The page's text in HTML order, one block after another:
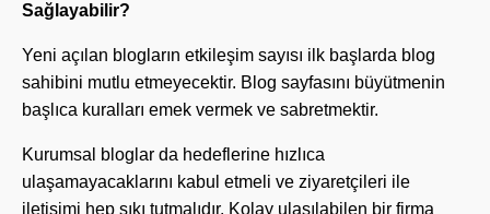
Sağlayabilir?
Yeni açılan blogların etkileşim sayısı ilk başlarda blog
sahibini mutlu etmeyecektir. Blog sayfasını büyütmenin
başlıca kuralları emek vermek ve sabretmektir.
Kurumsal bloglar da hedeflerine hızlıca
ulaşamayacaklarını kabul etmeli ve ziyaretçileri ile
iletişimi hep sıkı tutmalıdır. Kolay ulaşılabilen bir firma